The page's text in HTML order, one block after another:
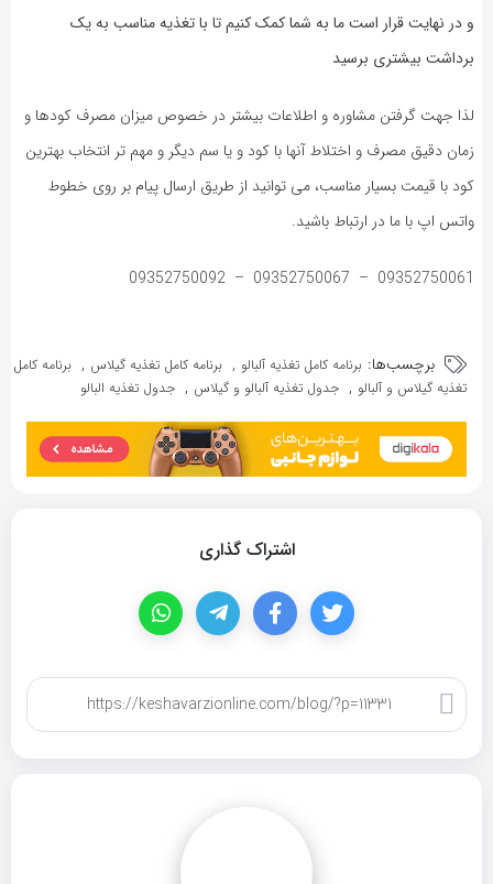
و در نهایت قرار است ما به شما کمک کنیم تا با تغذیه مناسب به یک
برداشت بیشتری برسید
لذا جهت گرفتن مشاوره و اطلاعات بیشتر در خصوص میزان مصرف کودها و
زمان دقیق مصرف و اختلاط آنها با کود و یا سم دیگر و مهم تر انتخاب بهترین
کود با قیمت بسیار مناسب، می توانید از طریق ارسال پیام بر روی خطوط
واتس اپ با ما در ارتباط باشید.
09352750061 – 09352750067 – 09352750092
برچسب‌ها: برنامه کامل تغذیه آلبالو , برنامه کامل تغذیه گیلاس , برنامه کامل
تغذیه گیلاس و آلبالو , جدول تغذیه آلبالو و گیلاس , جدول تغذیه البالو
اشتراک گذاری